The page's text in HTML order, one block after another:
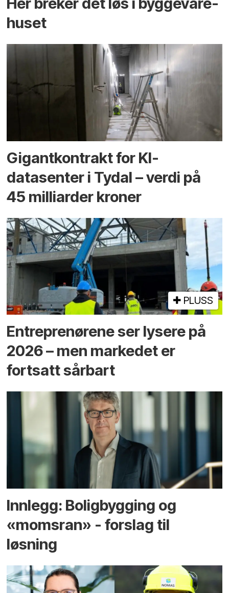
huset
Gigantkontrakt for KI-
datasenter i Tydal – verdi på
45 milliarder kroner
PLUSS
Entreprenørene ser lysere på
2026 – men markedet er
fortsatt sårbart
Innlegg: Boligbygging og
«momsran» - forslag til
løsning